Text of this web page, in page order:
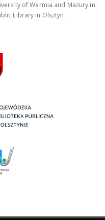
of Warmia and Mazury in
Library in Olsztyn.